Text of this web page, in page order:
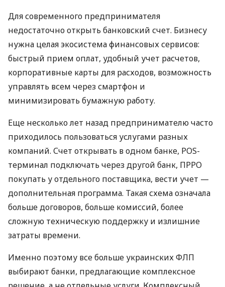
Для современного предпринимателя
недостаточно открыть банковский счет. Бизнесу
нужна целая экосистема финансовых сервисов:
быстрый прием оплат, удобный учет расчетов,
корпоративные карты для расходов, возможность
управлять всем через смартфон и
минимизировать бумажную работу.
Еще несколько лет назад предпринимателю часто
приходилось пользоваться услугами разных
компаний. Счет открывать в одном банке, POS-
терминал подключать через другой банк, ПРРО
покупать у отдельного поставщика, вести учет —
дополнительная программа. Такая схема означала
больше договоров, больше комиссий, более
сложную техническую поддержку и излишние
затраты времени.
Именно поэтому все больше украинских ФЛП
выбирают банки, предлагающие комплексное